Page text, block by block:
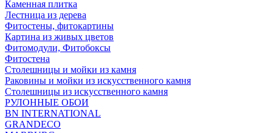
Каменная плитка
Лестница из дерева
Фитостены, фитокартины
Картина из живых цветов
Фитомодули, Фитобоксы
Фитостена
Столешницы и мойки из камня
Раковины и мойки из искусственного камня
Столешницы из искусственного камня
РУЛОННЫЕ ОБОИ
BN INTERNATIONAL
GRANDECO